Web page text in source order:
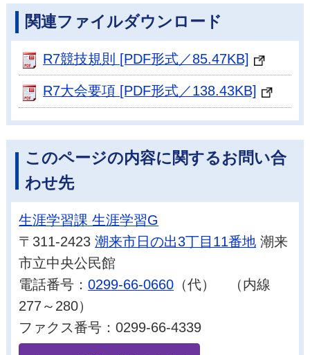
関連ファイルダウンロード
R7競技規則 [PDF形式／85.47KB]
R7大会要項 [PDF形式／138.43KB]
このページの内容に関するお問い合
わせ先
生涯学習課 生涯学習G
〒311-2423潮来市日の出3丁目11番地 潮来
市立中央公民館
電話番号：0299-66-0660 （代） （内線
277～280）
ファクス番号：0299-66-4339